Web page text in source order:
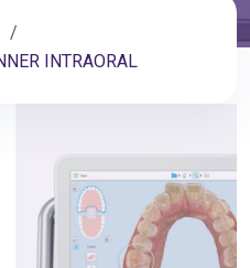
INTRAORAL